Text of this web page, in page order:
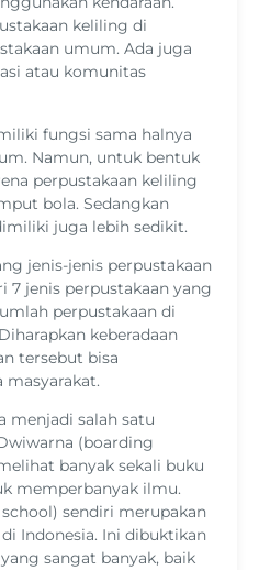
keliling di
umum. Ada juga
atau komunitas
fungsi sama halnya
Namun, untuk bentuk
perpustakaan keliling
bola. Sedangkan
juga lebih sedikit.
jenis-jenis perpustakaan
7 jenis perpustakaan yang
perpustakaan di
keberadaan
tersebut bisa
menjadi salah satu
(boarding
banyak sekali buku
memperbanyak ilmu.
sendiri merupakan
Indonesia. Ini dibuktikan
sangat banyak, baik